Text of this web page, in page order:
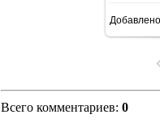
Добавлено
Всего комментариев: 0